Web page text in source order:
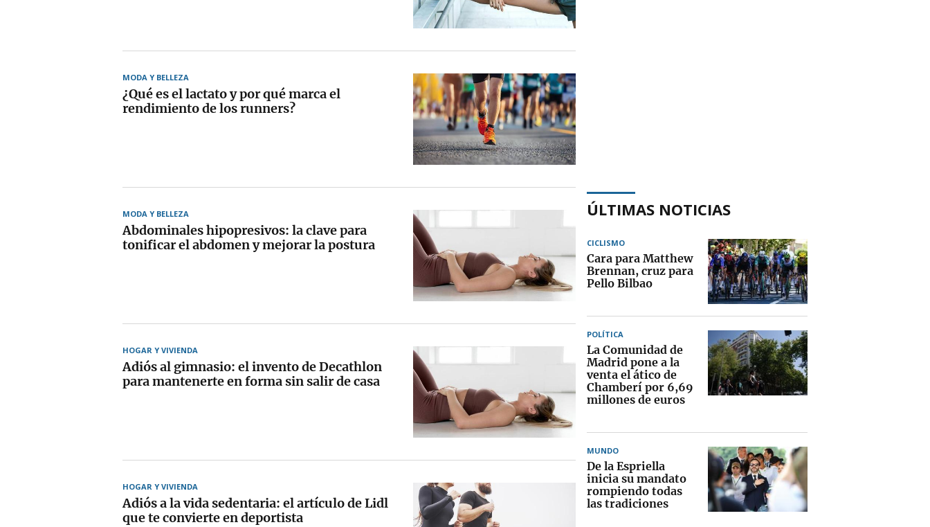
MODA Y BELLEZA
¿Qué es el lactato y por qué marca el
rendimiento de los runners?
MODA Y BELLEZA
Abdominales hipopresivos: la clave para
tonificar el abdomen y mejorar la postura
HOGAR Y VIVIENDA
Adiós al gimnasio: el invento de Decathlon
para mantenerte en forma sin salir de casa
HOGAR Y VIVIENDA
Adiós a la vida sedentaria: el artículo de Lidl
que te convierte en deportista
ÚLTIMAS NOTICIAS
CICLISMO
Cara para Matthew
Brennan, cruz para
Pello Bilbao
POLÍTICA
La Comunidad de
Madrid pone a la
venta el ático de
Chamberí por 6,69
millones de euros
MUNDO
De la Espriella
inicia su mandato
rompiendo todas
las tradiciones